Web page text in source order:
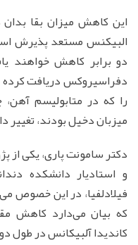
این کاهش میزان بقا
البیکنس مستعد پذیرش
دو برابر کاهش خواهند
را که در متابولیسم
میزبان دخیل بودند، تغییر
دکتر سامونت پاری، یکی از
و استادیار دانشکده
فیلادلفیا، در این خصوص
که بیان می‌دارد کاهش
کاندیدا آلبیکانس در طول